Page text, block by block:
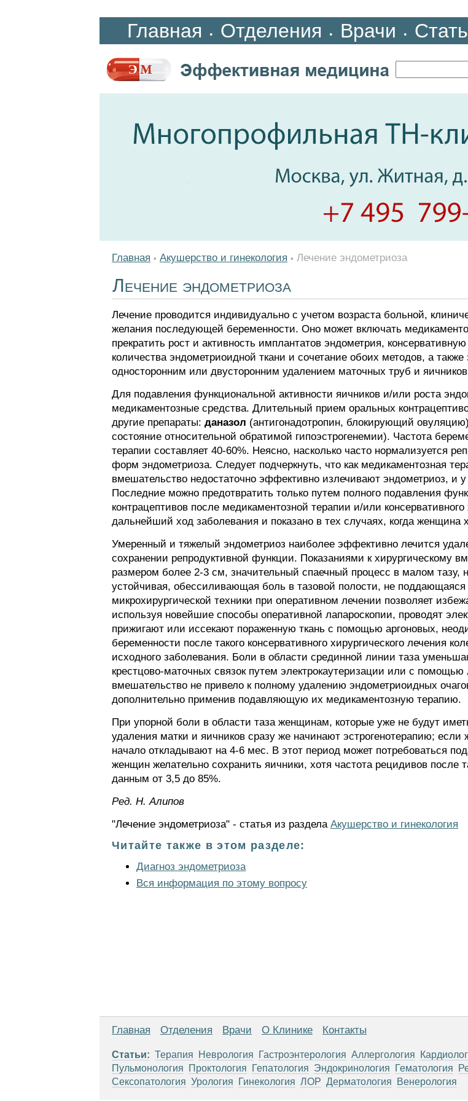
Главная • Отделения • Врачи •
Главная • Акушерство и гинекология • Лечение эндометриоза
Лечение эндометриоза
Лечение проводится индивидуально с учетом возраста больной,
желания последующей беременности. Оно может включать
прекратить рост и активность имплантатов эндометрия,
количества эндометриоидной ткани и сочетание обоих методов, а
односторонним или двусторонним удалением маточных труб и
Для подавления функциональной активности яичников и/или роста
медикаментозные средства. Длительный прием оральных
другие препараты: даназол (антигонадотропин, блокирующий
состояние относительной обратимой гипоэстрогенемии). Частота
терапии составляет 40-60%. Неясно, насколько часто нормализуется
форм эндометриоза. Следует подчеркнуть, что как медикаментозная
вмешательство недостаточно эффективно излечивают эндометриоз,
Последние можно предотвратить только путем полного подавления
контрацептивов после медикаментозной терапии и/или
дальнейший ход заболевания и показано в тех случаях, когда женщина
Умеренный и тяжелый эндометриоз наиболее эффективно лечится
сохранении репродуктивной функции. Показаниями к хирургическому
размером более 2-3 см, значительный спаечный процесс в малом тазу,
устойчивая, обессиливающая боль в тазовой полости, не
микрохирургической техники при оперативном лечении позволяет
используя новейшие способы оперативной лапароскопии, проводят
прижигают или иссекают пораженную ткань с помощью аргоновых,
беременности после такого консервативного хирургического лечения
исходного заболевания. Боли в области срединной линии таза
крестцово-маточных связок путем электрокаутеризации или с помощью
вмешательство не привело к полному удалению эндометриоидных
дополнительно применив подавляющую их медикаментозную терапию.
При упорной боли в области таза женщинам, которые уже не будут
удаления матки и яичников сразу же начинают эстрогенотерапию;
начало откладывают на 4-6 мес. В этот период может потребоваться
женщин желательно сохранить яичники, хотя частота рецидивов после
данным от 3,5 до 85%.
Ред. Н. Алипов
"Лечение эндометриоза" - статья из раздела Акушерство и гинекология
Читайте также в этом разделе:
Диагноз эндометриоза
Вся информация по этому вопросу
Главная Отделения Врачи О Клинике Контакты
Статьи: Терапия Неврология Гастроэнтерология Аллергология
Пульмонология
Проктология Гепатология Эндокринология Гематология
Сексопатология Урология Гинекология ЛОР Дерматология Венерология